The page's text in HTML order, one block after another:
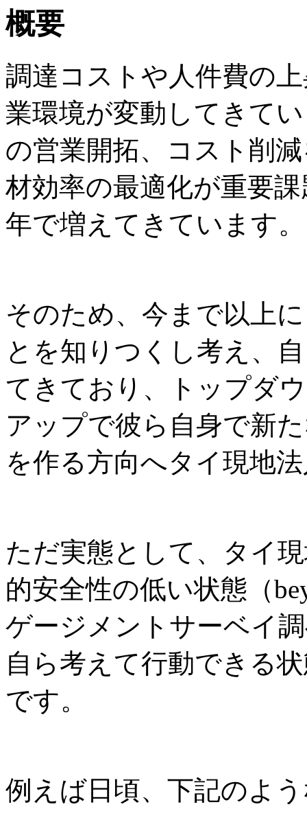
概要
調達コストや人件費の
業環境が変動してきて
の営業開拓、コスト削
材効率の最適化が重要
年で増えてきています。
そのため、今まで以上
とを知りつくし考え、
てきており、トップダ
アップで彼ら自身で新
を作る方向へタイ現地
ただ実態として、タイ
的安全性の低い状態（
ゲージメントサーベイ
自ら考えて行動できる
です。
例えば日頃、下記のよ